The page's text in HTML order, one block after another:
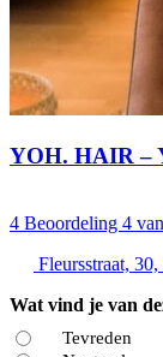
YOH. HAIR –
4 Beoordeling 4
Fleursstraat,
Wat vind je van
Tevreden